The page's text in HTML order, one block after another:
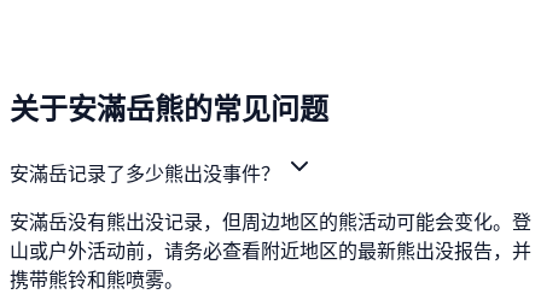
关于安滿岳熊的常见问题
安滿岳记录了多少熊出没事件？
安滿岳没有熊出没记录，但周边地区的熊活动可能会变化。登
山或户外活动前，请务必查看附近地区的最新熊出没报告，并
携带熊铃和熊喷雾。